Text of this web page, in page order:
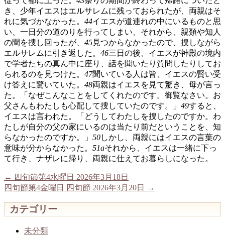
き、少年イエスはエルサレムに残っておられたが、両親はそ
れに気づかなかった。 44イエスが道連れの中にいるものと思
い、一日分の道のりを行ってしまい、それから、親類や知人
の間を捜し回ったが、 45見つからなかったので、捜しながら
エルサレムに引き返した。 46三日の後、イエスが神殿の境内
で学者たちの真ん中に座り、話を聞いたり質問したりしてお
られるのを見つけた。 47聞いている人は皆、イエスの賢い受
け答えに驚いていた。 48両親はイエスを見て驚き、母が言っ
た。「なぜこんなことをしてくれたのです。御覧なさい。お
父さんもわたしも心配して捜していたのです。」 49すると、
イエスは言われた。「どうしてわたしを捜したのですか。わ
たしが自分の父の家にいるのは当たり前だということを、知
らなかったのですか。」 50しかし、両親にはイエスの言葉の
意味が分からなかった。 51aそれから、イエスは一緒に下っ
て行き、ナザレに帰り、両親に仕えてお暮らしになった。
← 四旬節第4水曜日 2026年3月18日
四旬節第4金曜日 四旬節 2026年3月20日
→
カテゴリー
未分類